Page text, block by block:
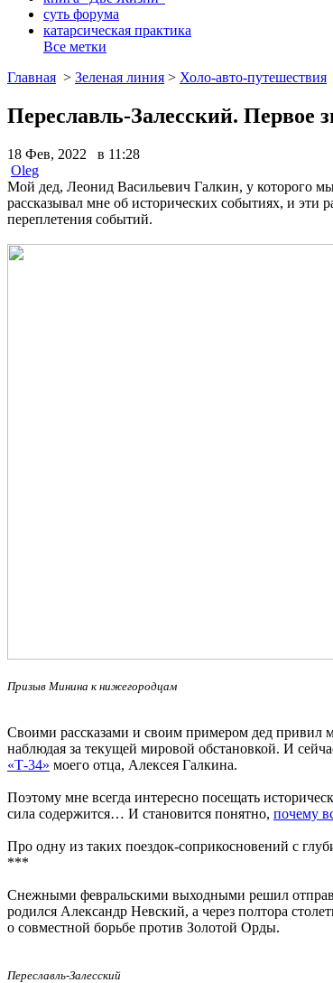
суть форума
катарсическая практика
Все метки
Главная > Зеленая линия > Холо-авто-путешествия
Переславль-Залесский. Первое
18 Фев, 2022 в 11:28
Oleg
Мой дед, Леонид Васильевич Галкин, у которого
рассказывал мне об исторических событиях, и
переплетения событий.
Призыв Минина к нижегородцам
Своими рассказами и своим примером дед привил
наблюдая за текущей мировой обстановкой. И
«Т-34» моего отца, Алексея Галкина.
Поэтому мне всегда интересно посещать
сила содержится… И становится понятно, почему
Про одну из таких поездок-соприкосновений с
***
Снежными февральскими выходными решил
родился Александр Невский, а через полтора
о совместной борьбе против Золотой Орды.
Переславль-Залесский